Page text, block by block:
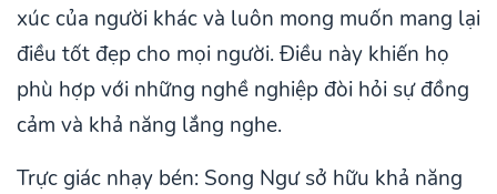
xúc của người khác và luôn mong muốn mang lại
điều tốt đẹp cho mọi người. Điều này khiến họ
phù hợp với những nghề nghiệp đòi hỏi sự đồng
cảm và khả năng lắng nghe.
Trực giác nhạy bén: Song Ngư sở hữu khả năng